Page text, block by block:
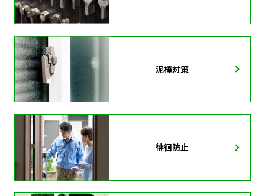
泥棒対策
徘徊防止